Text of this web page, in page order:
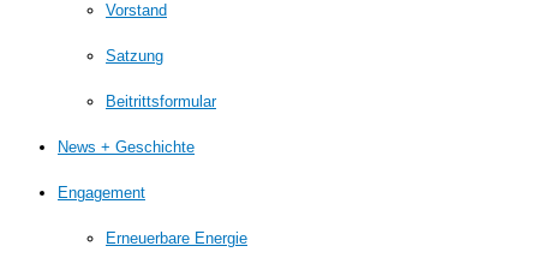
Vorstand
Satzung
Beitrittsformular
News + Geschichte
Engagement
Erneuerbare Energie